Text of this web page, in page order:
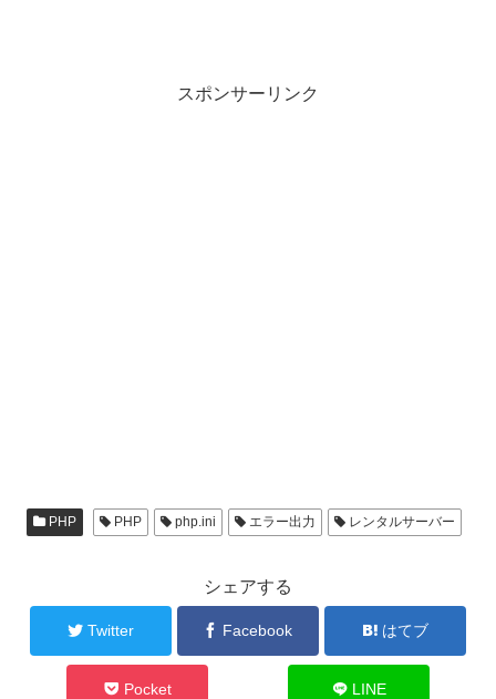
スポンサーリンク
PHP PHP php.ini エラー出力 レンタルサーバー
シェアする
Twitter Facebook はてブ
Pocket LINE